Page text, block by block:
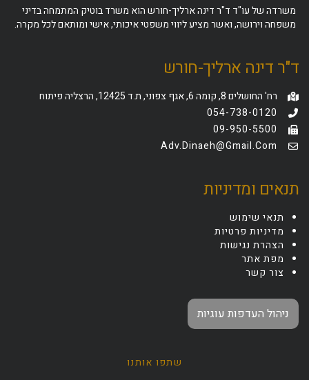
משרדה של עו"ד ד"ר דינה ארליך-חורש הוא משרד בוטיק המתמחה בדיני
משפחה וירושה, ואשר מציע ליווי משפטי איכותי, אישי ומותאם לכל מקרה.
ד"ר דינה ארליך-חורש
רח' החושלים 8, קומה 6, אגף צפוני, ת.ד 12425, הרצליה פיתוח
054-738-0120
09-950-5500
Adv.dinaeh@gmail.com
תנאים ומדיניות
תנאי שימוש
מדיניות פרטיות
הצהרת נגישות
מפת אתר
צור קשר
ניהול העדפות עוגיות
שתפו אותנו